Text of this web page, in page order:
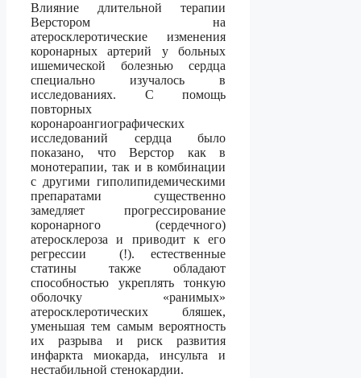
Влияние длительной терапии
Верстором на
атеросклеротические изменения
коронарных артерий у больных
ишемической болезнью сердца
специально изучалось в
исследованиях. С помощь
повторных
коронароангиографических
исследований сердца было
показано, что Верстор как в
монотерапии, так и в комбинации
с другими гиполипидемическими
препаратами существенно
замедляет прогрессирование
коронарного (сердечного)
атеросклероза и приводит к его
регрессии (!). естественные
статины также обладают
способностью укреплять тонкую
оболочку «ранимых»
атеросклеротических бляшек,
уменьшая тем самым вероятность
их разрыва и риск развития
инфаркта миокарда, инсульта и
нестабильной стенокардии.